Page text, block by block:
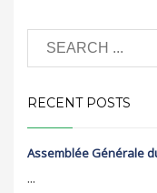
RECENT POSTS
Assemblée Générale
...